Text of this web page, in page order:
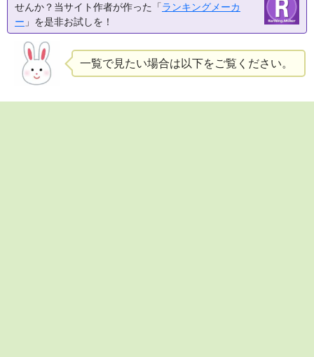
せんか？当サイト作者が作った「ランキングメーカ
ー 」を是非お試しを！
一覧で見たい場合は以下をご覧ください。